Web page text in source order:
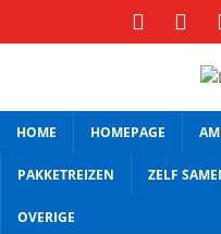
HOME HOMEPAGE
PAKKETREIZEN ZELF
OVERIGE